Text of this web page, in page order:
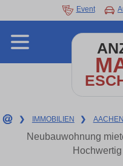
Event
❯ IMMOBILIEN ❯
Neubauwohnung